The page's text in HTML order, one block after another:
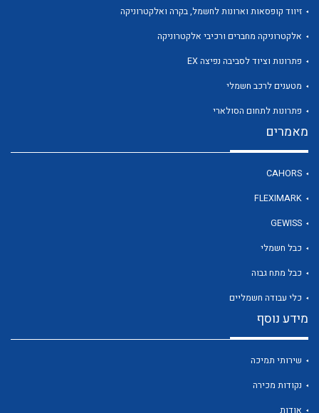
לכל מוצרי היצרן
זיווד קופסאות וארונות לחשמל, בקרה ואלקטרוניקה
אלקטרוניקה מחברים ורכיבי אלקטרוניקה
פתרונות וציוד לסביבה נפיצה EX
מטענים לרכב חשמלי
פתרונות לתחום הסולארי
מאמרים
CAHORS
FLEXIMARK
GEWISS
כבל חשמלי
כבל מתח גבוה
כלי עבודה חשמליים
מידע נוסף
שירותי תמיכה
נקודות מכירה
אודות